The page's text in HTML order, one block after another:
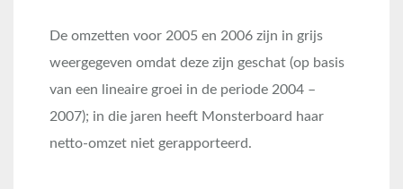
De omzetten voor 2005 en 2006 zijn in grijs
weergegeven omdat deze zijn geschat (op basis
van een lineaire groei in de periode 2004 –
2007); in die jaren heeft Monsterboard haar
netto-omzet niet gerapporteerd.